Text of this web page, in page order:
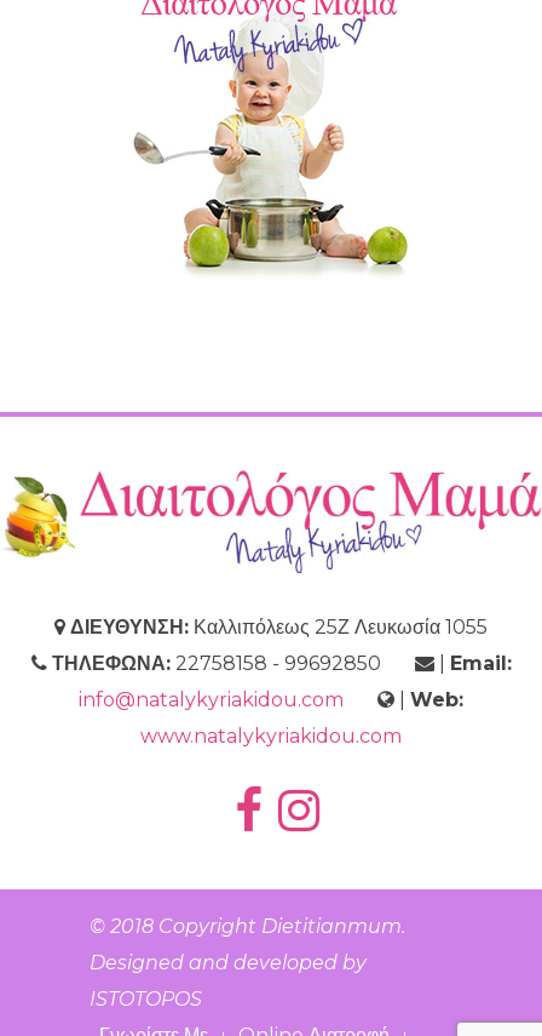
ΔΙΕΥΘΥΝΣΗ: Καλλιπόλεως 25Ζ Λευκωσία 1055
ΤΗΛΕΦΩΝΑ:22758158 - 99692850 | Email:
info@natalykyriakidou.com
Web:
www.natalykyriakidou.com
© 2018 Copyright Dietitianmum.
Designed and developed by
ISTOTOPOS